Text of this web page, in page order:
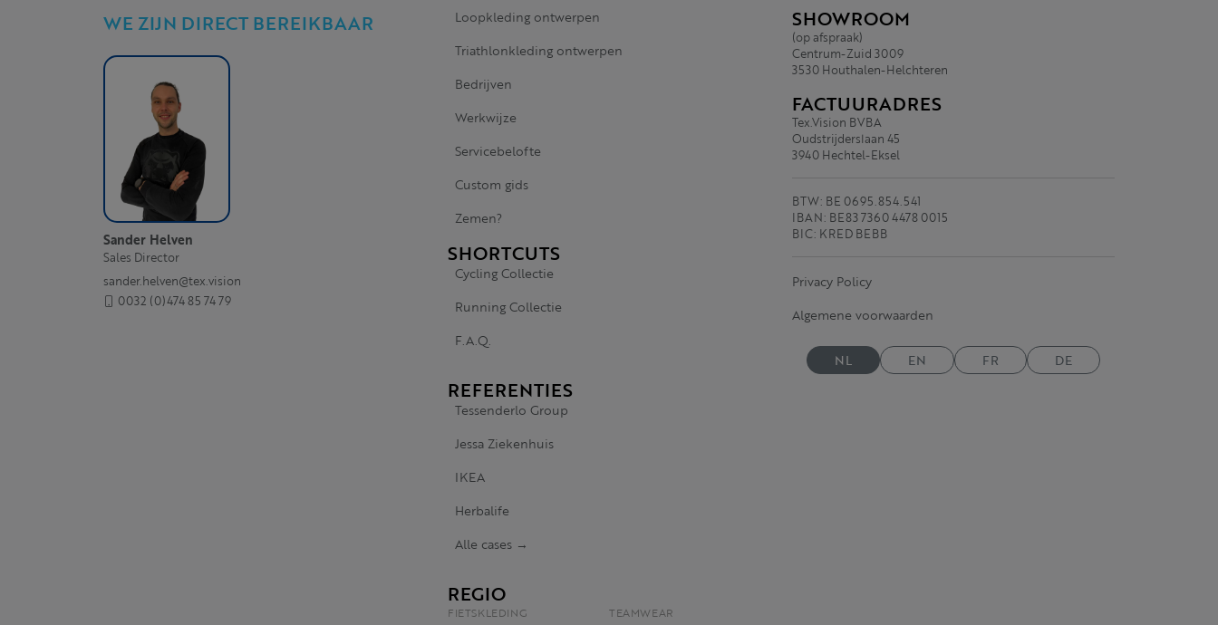
WE ZIJN DIRECT BEREIKBAAR
Sander Helven
Sales Director
sander.helven@tex.vision
0032 (0)474 85 74 79
Loopkleding ontwerpen
Triathlonkleding ontwerpen
Bedrijven
Werkwijze
Servicebelofte
Custom gids
Zemen?
SHORTCUTS
Cycling Collectie
Running Collectie
F.A.Q.
REFERENTIES
Tessenderlo Group
Jessa Ziekenhuis
IKEA
Herbalife
Alle cases →
REGIO
FIETSKLEDING TEAMWEAR
SHOWROOM
(op afspraak)
Centrum-Zuid 3009
3530 Houthalen-Helchteren
FACTUURADRES
Tex.Vision BVBA
Oudstrijderslaan 45
3940 Hechtel-Eksel
BTW: BE 0695.854.541
IBAN: BE83 7360 4478 0015
BIC: KRED BEBB
Privacy Policy
Algemene voorwaarden
NL EN FR DE